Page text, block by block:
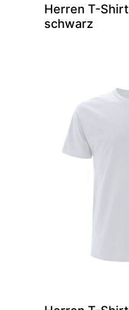
Herren T-Shirt
schwarz